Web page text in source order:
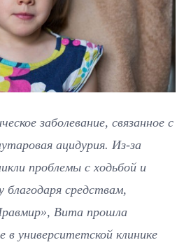
заболевание, связанное с
ацидурия. Из-за
проблемы с ходьбой и
средствам,
Вита прошла
в университетской клинике